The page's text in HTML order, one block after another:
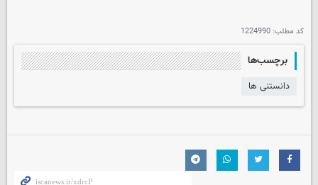
کد مطلب: 1224990
برچسب‌ها
دانستنی ها